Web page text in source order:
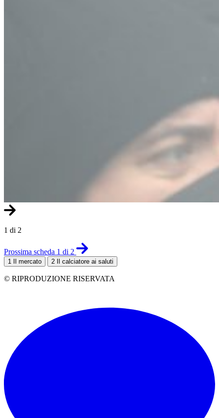
1 di 2
Prossima scheda 1 di 2
1 Il mercato 2 Il calciatore ai saluti
© RIPRODUZIONE RISERVATA